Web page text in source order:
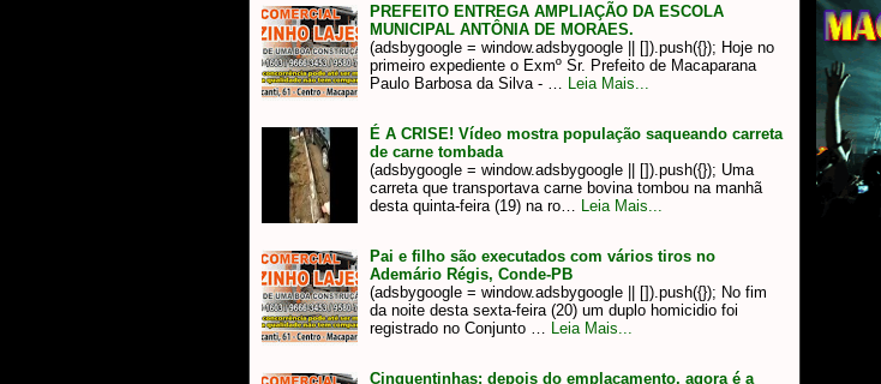
PREFEITO ENTREGA AMPLIAÇÃO DA ESCOLA
MUNICIPAL ANTÔNIA DE MORAES.
(adsbygoogle = window.adsbygoogle || []).push({}); Hoje no
primeiro expediente o Exmº Sr. Prefeito de Macaparana
Paulo Barbosa da Silva - …
Leia Mais...
É A CRISE! Vídeo mostra população saqueando carreta
de carne tombada
(adsbygoogle = window.adsbygoogle || []).push({}); Uma
carreta que transportava carne bovina tombou na manhã
desta quinta-feira (19) na ro…
Leia Mais...
Pai e filho são executados com vários tiros no
Ademário Régis, Conde-PB
(adsbygoogle = window.adsbygoogle || []).push({}); No fim
da noite desta sexta-feira (20) um duplo homicidio foi
registrado no Conjunto …
Leia Mais...
Cinquentinhas: depois do emplacamento, agora é a